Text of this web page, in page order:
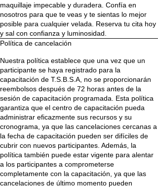
maquillaje impecable y duradera. Confía en
nosotros para que te veas y te sientas lo mejor
posible para cualquier velada. Reserva tu cita hoy
y sal con confianza y luminosidad.
Política de cancelación
Nuestra política establece que una vez que un
participante se haya registrado para la
capacitación de T.S.B.S.A, no se proporcionarán
reembolsos después de 72 horas antes de la
sesión de capacitación programada. Esta política
garantiza que el centro de capacitación pueda
administrar eficazmente sus recursos y su
cronograma, ya que las cancelaciones cercanas a
la fecha de capacitación pueden ser difíciles de
cubrir con nuevos participantes. Además, la
política también puede estar vigente para alentar
a los participantes a comprometerse
completamente con la capacitación, ya que las
cancelaciones de último momento pueden